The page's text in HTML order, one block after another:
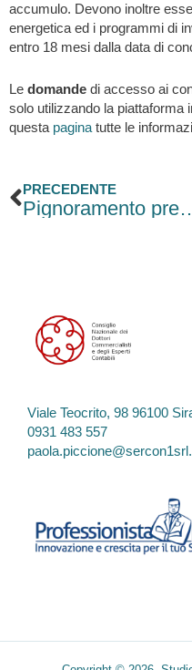
accumulo. Devono inoltre
energetica ed i programmi di
entro 18 mesi dalla data di
Le domande di accesso ai
solo utilizzando la piattaforma
questa paginatutte le
Precedente
PRECEDENTE
Pignoramento
Viale Teocrito, 98 96100
0931 483 557